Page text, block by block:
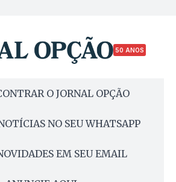
50 ANOS
O JORNAL OPÇÃO
NO SEU WHATSAPP
EM SEU EMAIL